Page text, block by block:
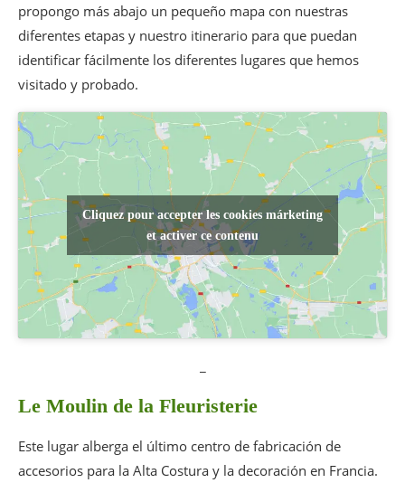
propongo más abajo un pequeño mapa con nuestras
diferentes etapas y nuestro itinerario para que puedan
identificar fácilmente los diferentes lugares que hemos
visitado y probado.
Cliquez pour accepter les cookies márketing
et activer ce contenu
Le Moulin de la Fleuristerie
Este lugar alberga el último centro de fabricación de
accesorios para la Alta Costura y la decoración en Francia.